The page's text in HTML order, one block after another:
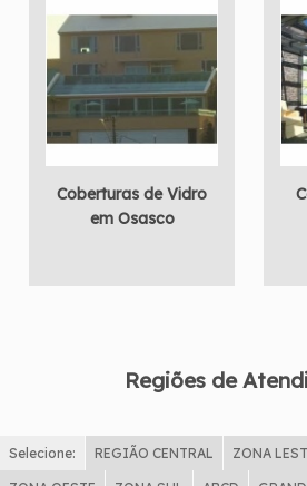
Coberturas de Vidro
em Osasco
Regiões de
Selecione: REGIÃO CENTRAL ZONA